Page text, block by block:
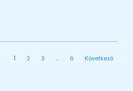
1 2 3 … 6 Következő